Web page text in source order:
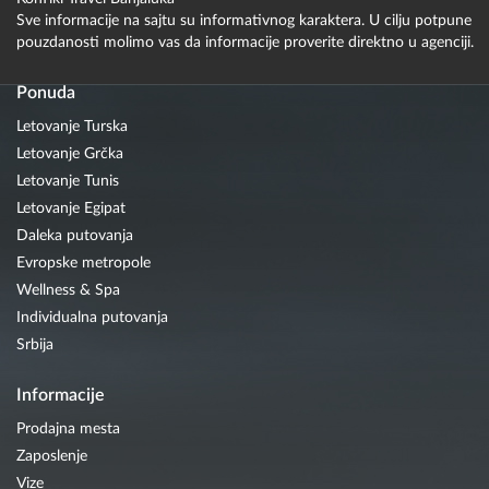
Sve informacije na sajtu su informativnog karaktera. U cilju potpune
pouzdanosti molimo vas da informacije proverite direktno u agenciji.
Ponuda
Letovanje Turska
Letovanje Grčka
Letovanje Tunis
Letovanje Egipat
Daleka putovanja
Evropske metropole
Wellness & Spa
Individualna putovanja
Srbija
Informacije
Prodajna mesta
Zaposlenje
Vize